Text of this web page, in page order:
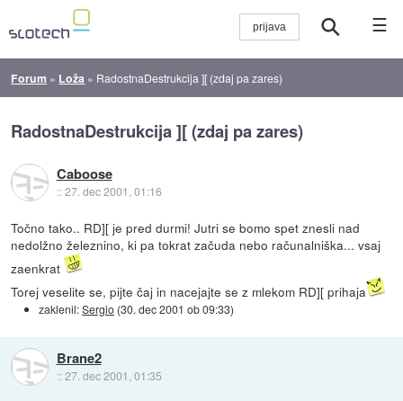
☰
Forum » Loža » RadostnaDestrukcija ][ (zdaj pa zares)
RadostnaDestrukcija ][ (zdaj pa zares)
Caboose
::27. dec 2001, 01:16
Točno tako.. RD][ je pred durmi! Jutri se bomo spet znesli nad
nedolžno železnino, ki pa tokrat začuda nebo računalniška... vsaj
zaenkrat
Torej veselite se, pijte čaj in nacejajte se z mlekom RD][ prihaja
zaklenil:Sergio (30. dec 2001 ob 09:33)
Brane2
::27. dec 2001, 01:35